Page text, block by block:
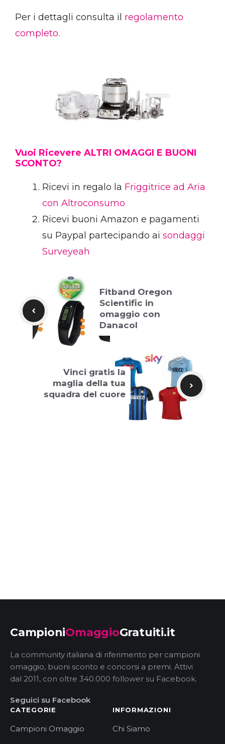
Per i dettagli consulta il regolamento
completo.
Vuoi Ricevere ALTRI OMAGGI E BUONI
SCONTO?
Ricevi in regalo la Friggitrice ad Aria
con Altroconsumo
Ricevi buoni Amazon e pagamenti
su Paypal partecipando ai sondaggi
Surveyeah
Fitband Oregon
Scientific in
omaggio con
Danacol
Vinci gratis la
maglia della tua
squadra del cuore
CampioniOmaggioGratuiti.it
La community italiana di riferimento per campioni
omaggio, buoni sconto e concorsi a premi. Attivi
dal 2011, con oltre 340.000 follower su Facebook.
Seguici su Facebook
CATEGORIE
Campioni Omaggio
INFORMAZIONI
Chi Siamo